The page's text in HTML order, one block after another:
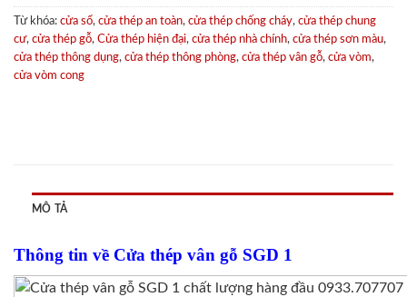
Từ khóa: cửa sổ, cửa thép an toàn, cửa thép chống cháy, cửa thép chung
cư, cửa thép gỗ, Cửa thép hiện đại, cửa thép nhà chính, cửa thép sơn màu,
cửa thép thông dụng, cửa thép thông phòng, cửa thép vân gỗ, cửa vòm,
cửa vòm cong
MÔ TẢ
Thông tin về Cửa thép vân gỗ SGD 1